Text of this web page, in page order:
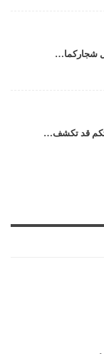
قد تكشف…